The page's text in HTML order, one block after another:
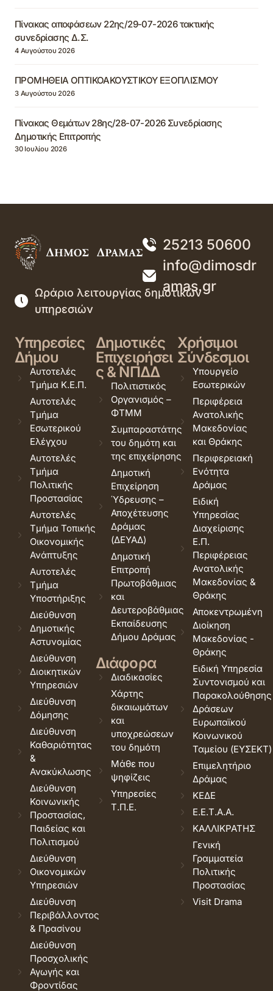
Πίνακας αποφάσεων 22ης/29-07-2026 τακτικής
συνεδρίασης Δ.Σ.
4 Αυγούστου 2026
ΠΡΟΜΗΘΕΙΑ ΟΠΤΙΚΟΑΚΟΥΣΤΙΚΟΥ ΕΞΟΠΛΙΣΜΟΥ
3 Αυγούστου 2026
Πίνακας Θεμάτων 28ης/28-07-2026 Συνεδρίασης
Δημοτικής Επιτροπής
30 Ιουλίου 2026
25213 50600
info@dimosdr
amas.gr
Ωράριο λειτουργίας δημοτικών
υπηρεσιών
Υπηρεσίες
Δήμου
Αυτοτελές
Τμήμα Κ.Ε.Π.
Αυτοτελές
Τμήμα
Εσωτερικού
Ελέγχου
Αυτοτελές
Τμήμα
Πολιτικής
Προστασίας
Αυτοτελές
Τμήμα Τοπικής
Οικονομικής
Ανάπτυξης
Αυτοτελές
Τμήμα
Υποστήριξης
Διεύθυνση
Δημοτικής
Αστυνομίας
Διεύθυνση
Διοικητικών
Υπηρεσιών
Διεύθυνση
Δόμησης
Διεύθυνση
Καθαριότητας
&
Ανακύκλωσης
Διεύθυνση
Κοινωνικής
Προστασίας,
Παιδείας και
Πολιτισμού
Διεύθυνση
Οικονομικών
Υπηρεσιών
Διεύθυνση
Περιβάλλοντος
& Πρασίνου
Διεύθυνση
Προσχολικής
Αγωγής και
Φροντίδας
Δημοτικές
Επιχειρήσει
ς & ΝΠΔΔ
Πολιτιστικός
Οργανισμός –
ΦΤΜΜ
Συμπαραστάτης
του δημότη και
της επιχείρησης
Δημοτική
Επιχείρηση
Ύδρευσης –
Αποχέτευσης
Δράμας
(ΔΕΥΑΔ)
Δημοτική
Επιτροπή
Πρωτοβάθμιας
και
Δευτεροβάθμιας
Εκπαίδευσης
Δήμου Δράμας
Διάφορα
Διαδικασίες
Χάρτης
δικαιωμάτων
και
υποχρεώσεων
του δημότη
Μάθε που
ψηφίζεις
Υπηρεσίες
Τ.Π.Ε.
Χρήσιμοι
Σύνδεσμοι
Υπουργείο
Εσωτερικών
Περιφέρεια
Ανατολικής
Μακεδονίας
και Θράκης
Περιφερειακή
Ενότητα
Δράμας
Ειδική
Υπηρεσίας
Διαχείρισης
Ε.Π.
Περιφέρειας
Ανατολικής
Μακεδονίας &
Θράκης
Αποκεντρωμένη
Διοίκηση
Μακεδονίας -
Θράκης
Ειδική Υπηρεσία
Συντονισμού και
Παρακολούθησης
Δράσεων
Ευρωπαϊκού
Κοινωνικού
Ταμείου (ΕΥΣΕΚΤ)
Επιμελητήριο
Δράμας
ΚΕΔΕ
Ε.Ε.Τ.Α.Α.
ΚΑΛΛΙΚΡΑΤΗΣ
Γενική
Γραμματεία
Πολιτικής
Προστασίας
Visit Drama